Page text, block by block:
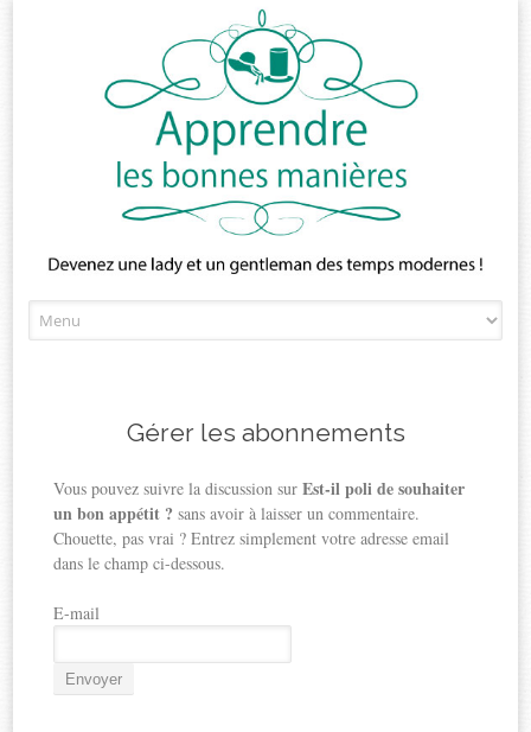
to
Gérer les abonnements
Vous pouvez suivre la discussion surEst-il poli de souhaiter
un bon appétit ? sans avoir à laisser un commentaire.
Chouette, pas vrai ? Entrez simplement votre adresse email
dans le champ ci-dessous.
E-mail